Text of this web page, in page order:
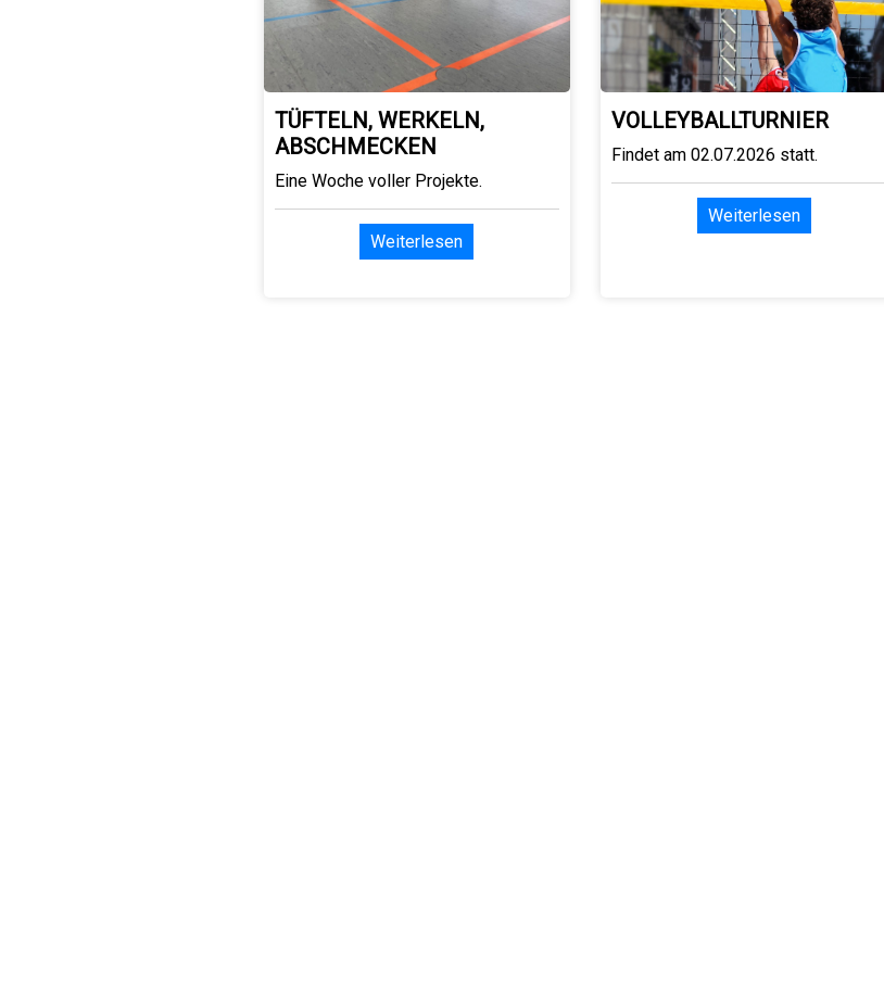
TÜFTELN, WERKELN,
ABSCHMECKEN
Eine Woche voller Projekte.
Weiterlesen
VOLLEYBALLTURNIER
Findet am 02.07.2026 statt.
Weiterlesen